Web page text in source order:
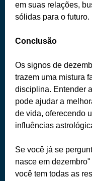
em suas relações,
sólidas para o futuro.
Conclusão
Os signos de
trazem uma mistura
disciplina. Entender
pode ajudar a
de vida, oferecendo
influências
Se você já se
nasce em
você tem todas as